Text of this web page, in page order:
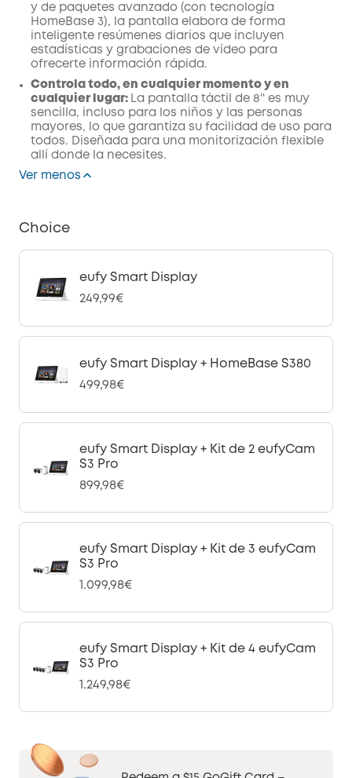
y de paquetes avanzado (con tecnología
HomeBase 3), la pantalla elabora de forma
inteligente resúmenes diarios que incluyen
estadísticas y grabaciones de vídeo para
ofrecerte información rápida.
Controla todo, en cualquier momento y en
cualquier lugar: La pantalla táctil de 8'' es muy
sencilla, incluso para los niños y las personas
mayores, lo que garantiza su facilidad de uso para
todos. Diseñada para una monitorización flexible
allí donde la necesites.
Ver menos
Choice
eufy Smart Display
249,99€
eufy Smart Display + HomeBase S380
499,98€
eufy Smart Display + Kit de 2 eufyCam
S3 Pro
899,98€
eufy Smart Display + Kit de 3 eufyCam
S3 Pro
1.099,98€
eufy Smart Display + Kit de 4 eufyCam
S3 Pro
1.249,98€